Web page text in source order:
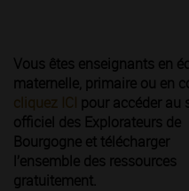
Vous êtes enseignants en
maternelle, primaire ou en
cliquez ICI pour accéder au
officiel des Explorateurs de
Bourgogne et télécharger
l’ensemble des ressources
gratuitement.